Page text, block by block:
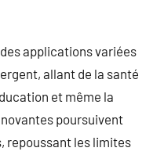
applications variées
allant de la santé
et même la
poursuivent
repoussant les limites